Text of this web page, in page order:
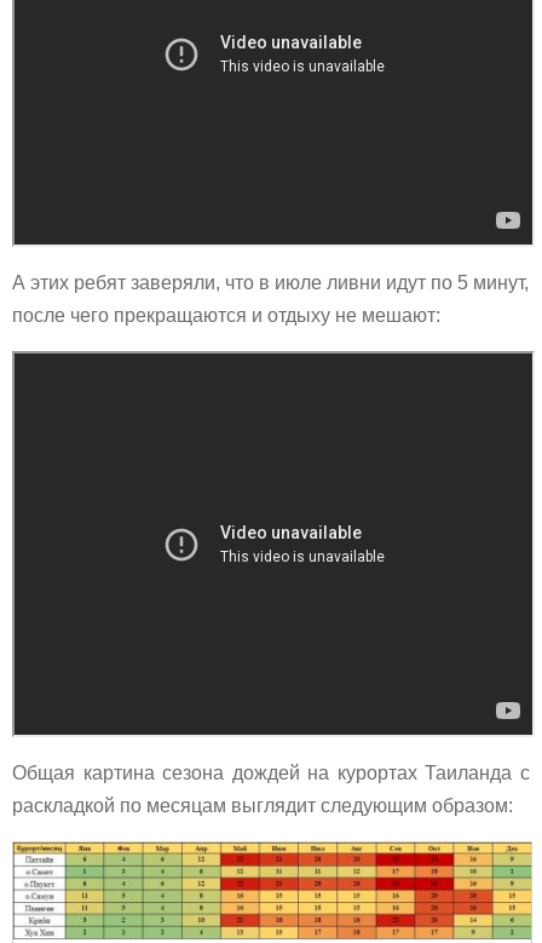
А этих ребят заверяли, что в июле ливни идут по 5 минут,
после чего прекращаются и отдыху не мешают:
Общая картина сезона дождей на курортах Таиланда с
раскладкой по месяцам выглядит следующим образом: